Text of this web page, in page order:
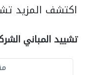
اكتشف المزيد
تشييد المباني